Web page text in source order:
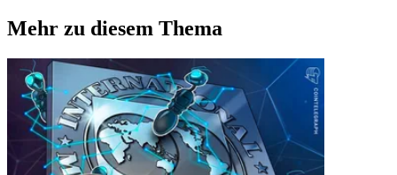
Mehr zu diesem Thema